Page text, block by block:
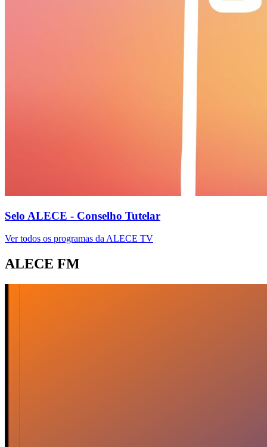
Selo ALECE - Conselho Tutelar
Ver todos os programas da ALECE TV
ALECE FM